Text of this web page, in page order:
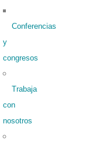
Conferencias
y
congresos
Trabaja
con
nosotros